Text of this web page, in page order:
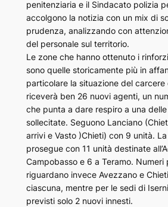
penitenziaria e il Sindacato polizia
accolgono la notizia con un mix di
prudenza, analizzando con
del personale sul territorio.
Le zone che hanno ottenuto i
sono quelle storicamente più in
particolare la situazione del carcere
riceverà ben 26 nuovi agenti, un
che punta a dare respiro a una
sollecitate. Seguono Lanciano
arrivi e Vasto )Chieti) con 9 unità.
prosegue con 11 unità destinate
Campobasso e 6 a Teramo. Numeri
riguardano invece Avezzano e
ciascuna, mentre per le sedi di
previsti solo 2 nuovi innesti.